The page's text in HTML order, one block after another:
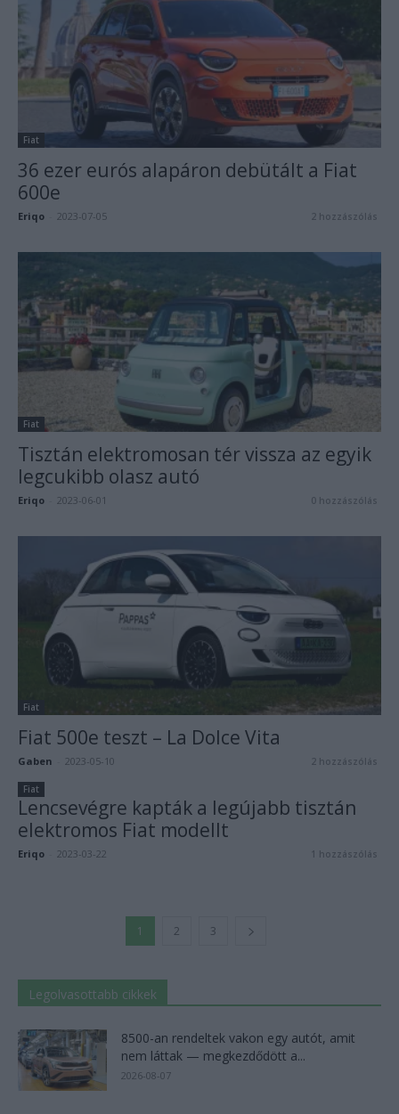
Fiat
36 ezer eurós alapáron debütált a Fiat
600e
Eriqo 2023-07-05 2 hozzászólás
Fiat
Tisztán elektromosan tér vissza az egyik
legcukibb olasz autó
Eriqo 2023-06-01 0 hozzászólás
Fiat
Fiat 500e teszt – La Dolce Vita
Gaben 2023-05-10 2 hozzászólás
Fiat
Lencsevégre kapták a legújabb tisztán
elektromos Fiat modellt
Eriqo 2023-03-22 1 hozzászólás
1 2 3
Legolvasottabb cikkek
8500-an rendeltek vakon egy autót, amit
nem láttak — megkezdődött a...
2026-08-07